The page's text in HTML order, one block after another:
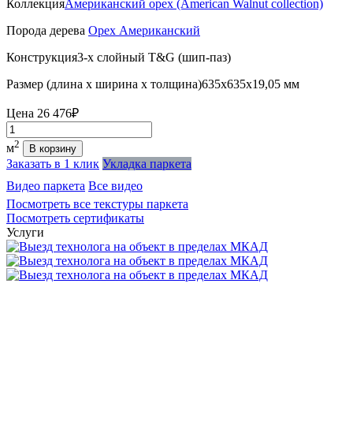
КоллекцияАмериканский орех (American Walnut collection)
Порода дерева Орех Американский
Конструкция3-х слойный T&G (шип-паз)
Размер (длина х ширина х толщина)635х635х19,05 мм
Цена 26 476₽
Количество
м2 В корзину
Заказать в 1 клик Укладка паркета
Видео паркета Все видео
Посмотреть все текстуры паркета
Посмотреть сертификаты
Услуги